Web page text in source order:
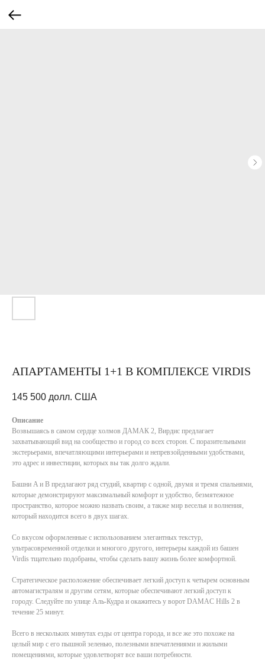
АПАРТАМЕНТЫ 1+1 В КОМПЛЕКСЕ VIRDIS
145 500 долл. США
Описание
Возвышаясь в самом сердце холмов ДАМАК 2, Вирдис предлагает
захватывающий вид на сообщество и город со всех сторон. С поразительными
экстерьерами, впечатляющими интерьерами и непревзойденными удобствами,
это адрес и инвестиции, которых вы так долго ждали.
Башни A и B предлагают ряд студий, квартир с одной, двумя и тремя спальнями,
которые демонстрируют максимальный комфорт и удобство, безмятежное
пространство, которое можно назвать своим, а также мир веселья и волнения,
который находится всего в двух шагах.
Со вкусом оформленные с использованием элегантных текстур,
ультрасовременной отделки и многого другого, интерьеры каждой из башен
Virdis тщательно подобраны, чтобы сделать вашу жизнь более комфортной.
Стратегическое расположение обеспечивает легкий доступ к четырем основным
автомагистралям и другим сетям, которые обеспечивают легкий доступ к
городу. Следуйте по улице Аль-Кудра и окажитесь у ворот DAMAC Hills 2 в
течение 25 минут.
Всего в нескольких минутах езды от центра города, и все же это похоже на
целый мир с его пышной зеленью, полезными впечатлениями и жилыми
помещениями, которые удовлетворят все ваши потребности.